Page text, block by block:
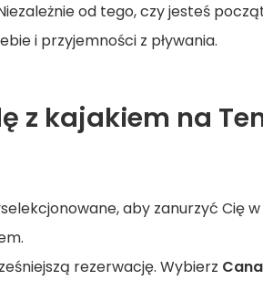
od tego, czy jesteś
i przyjemności z pływania.
z kajakiem na
aby zanurzyć Cię
rezerwację. Wybierz